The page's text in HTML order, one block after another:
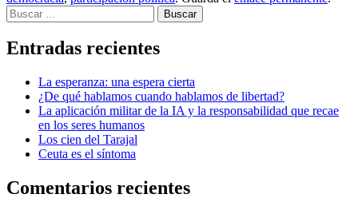
Buscar
Entradas recientes
La esperanza: una espera cierta
¿De qué hablamos cuando hablamos de libertad?
La aplicación militar de la IA y la responsabilidad que recae
en los seres humanos
Los cien del Tarajal
Ceuta es el síntoma
Comentarios recientes